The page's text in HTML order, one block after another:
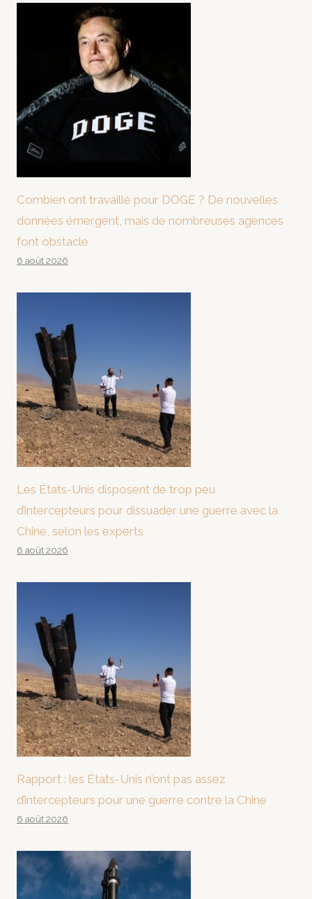
Combien ont travaillé pour DOGE ? De nouvelles
données émergent, mais de nombreuses agences
font obstacle
6 août 2026
Les États-Unis disposent de trop peu
d’intercepteurs pour dissuader une guerre avec la
Chine, selon les experts
6 août 2026
Rapport : les États-Unis n’ont pas assez
d’intercepteurs pour une guerre contre la Chine
6 août 2026